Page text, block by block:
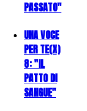
PASSATO"
UNA VOCE
PER TE(X)
8: "IL
PATTO DI
SANGUE"